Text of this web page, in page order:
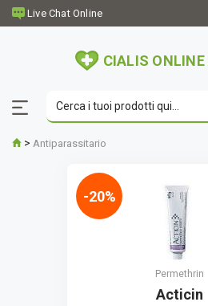
CIALIS ONLINE
> Antiparassitario
Permethrin
Acticin
-20%